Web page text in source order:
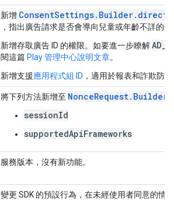
新增
，指出廣告請求是否會導向兒童或年齡不詳的
新增存取廣告 ID 的權限。如要進一步瞭解
閱這篇 Play 管理中心說明文章。
新增支援應用程式組 ID ，適用於報表和詐欺防
將下列方法新增至 NonceRequest.Builder
sessionId
supportedApiFrameworks
服務版本，沒有新功能。
變更 SDK 的預設行為，在未經使用者同意的情